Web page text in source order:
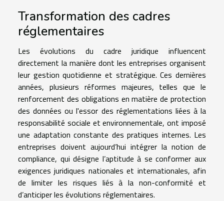
Transformation des cadres
réglementaires
Les évolutions du cadre juridique influencent
directement la manière dont les entreprises organisent
leur gestion quotidienne et stratégique. Ces dernières
années, plusieurs réformes majeures, telles que le
renforcement des obligations en matière de protection
des données ou l'essor des réglementations liées à la
responsabilité sociale et environnementale, ont imposé
une adaptation constante des pratiques internes. Les
entreprises doivent aujourd’hui intégrer la notion de
compliance, qui désigne l’aptitude à se conformer aux
exigences juridiques nationales et internationales, afin
de limiter les risques liés à la non-conformité et
d’anticiper les évolutions réglementaires.